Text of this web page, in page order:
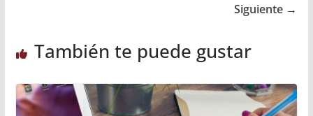
Siguiente →
También te puede gustar